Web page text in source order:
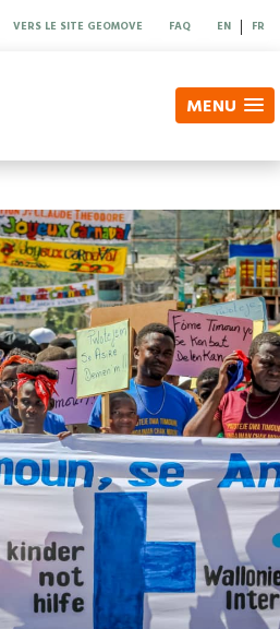
VERS LE SITE GEOMOVE FAQ EN | FR
MENU